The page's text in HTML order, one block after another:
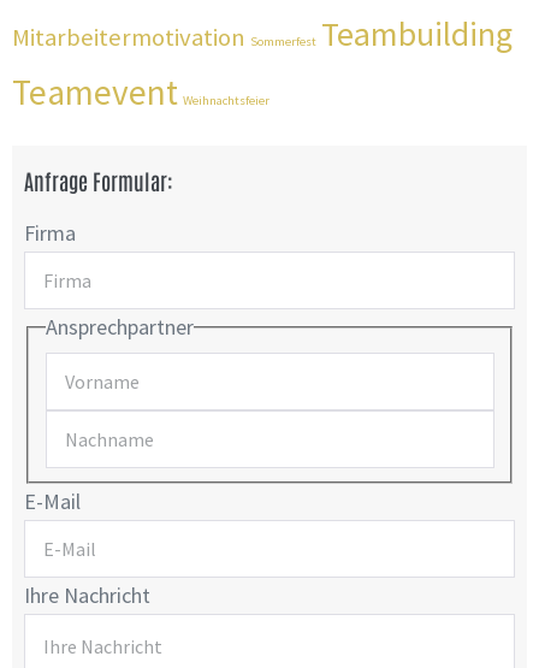
Mitarbeitermotivation Sommerfest Teambuilding
Teamevent Weihnachtsfeier
Anfrage Formular:
Firma
Ansprechpartner
E-Mail
Ihre Nachricht